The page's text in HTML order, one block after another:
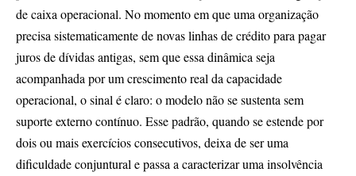
de caixa operacional. No momento em que uma organização
precisa sistematicamente de novas linhas de crédito para pagar
juros de dívidas antigas, sem que essa dinâmica seja
acompanhada por um crescimento real da capacidade
operacional, o sinal é claro: o modelo não se sustenta sem
suporte externo contínuo. Esse padrão, quando se estende por
dois ou mais exercícios consecutivos, deixa de ser uma
dificuldade conjuntural e passa a caracterizar uma insolvência